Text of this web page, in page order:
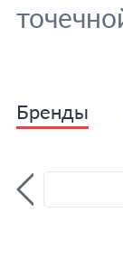
Бренды